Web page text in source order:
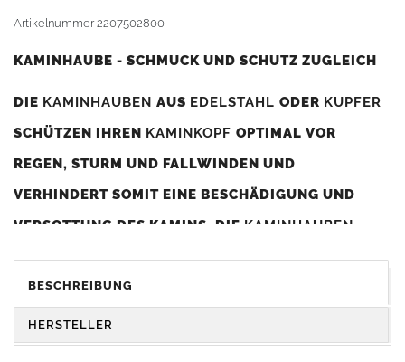
Artikelnummer2207502800
KAMINHAUBE - SCHMUCK UND SCHUTZ ZUGLEICH
DIE KAMINHAUBEN AUS EDELSTAHL ODER KUPFER
SCHÜTZEN IHREN KAMINKOPF OPTIMAL VOR
REGEN, STURM UND FALLWINDEN UND
VERHINDERT SOMIT EINE BESCHÄDIGUNG UND
VERSOTTUNG DES KAMINS. DIE KAMINHAUBEN
DIENEN GLEICHZEITIG ALS GESTALTERISCHES
ELEMENT ZUR VERSCHÖNERUNG DES BAUWERKS.
BESCHREIBUNG
HERSTELLER